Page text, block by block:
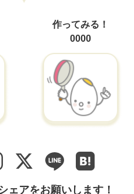
作ってみる！
0000
ェアをお願いします！